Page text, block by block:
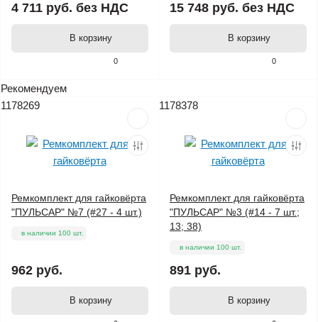
0
4 711 руб. без НДС
В корзину
0
15 748 руб. без НДС
В корзину
Рекомендуем
1178269
Ремкомплект для гайковёрта
"ПУЛЬСАР" №7 (#27 - 4 шт.)
в наличии 100 шт.
962 руб.
В корзину
1178378
Ремкомплект для гайковёрта
"ПУЛЬСАР" №3 (#14 - 7 шт.;
13; 38)
в наличии 100 шт.
891 руб.
В корзину